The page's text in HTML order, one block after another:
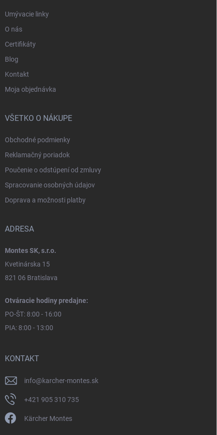
Umývacie linky
O nás
Certifikáty
Blog
Kontakt
Moja objednávka
VŠETKO O NÁKUPE
Obchodné podmienky
Reklamačný poriadok
Poučenie o odstúpení od zmluvy
Spracovanie osobných údajov
Doprava a možnosti platby
ADRESA
Montes SK, s.r.o.
Kvetinárska 15
821 06 Bratislava
Otváracie hodiny predajne:
PO-ŠT: 8:00 - 16:00
PIA: 8:00 - 13:00
KONTAKT
info@karcher-montes.sk
+421 905 310 735
Kärcher Montes